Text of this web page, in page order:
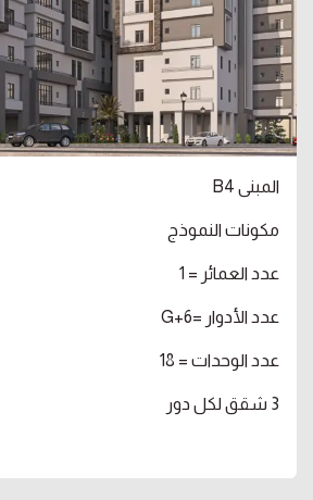
المبنى B4
مكونات النموذج
عدد العمائر = 1
عدد الأدوار =G+6
عدد الوحدات = 18
3 شقق لكل دور